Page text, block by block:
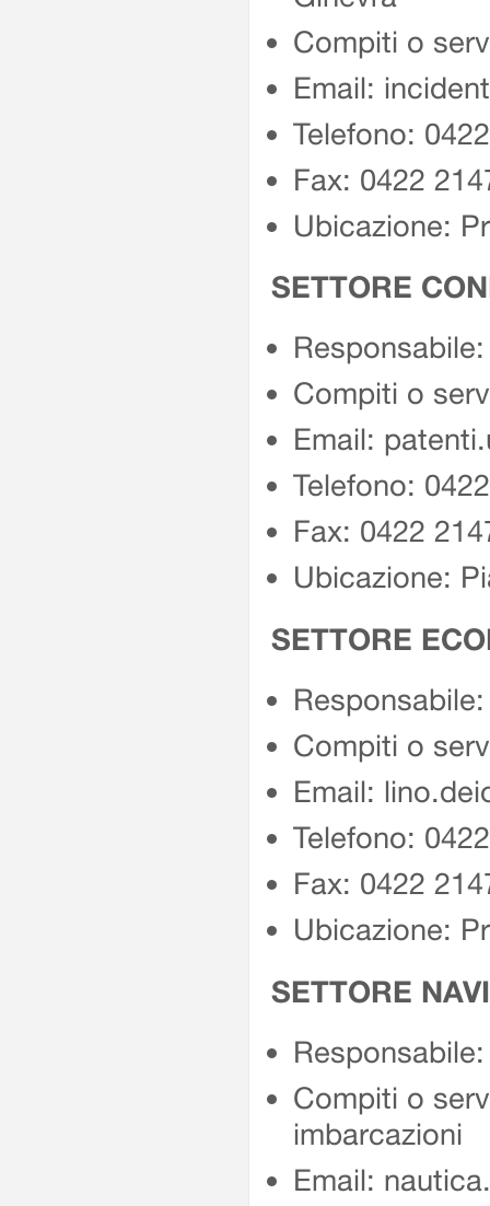
Compiti o
Email:
Telefono:
Fax: 0422
Ubicazione:
SETTORE
Compiti o
Email:
Telefono:
Fax: 0422
Ubicazione:
SETTORE
Compiti o
Email:
Telefono:
Fax: 0422
Ubicazione:
SETTORE
Compiti o
imbarcazioni
Email: